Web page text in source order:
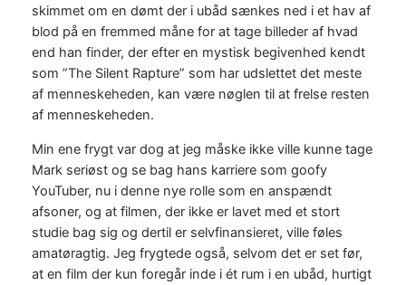
skimmet om en dømt der i ubåd sænkes ned i et hav af
blod på en fremmed måne for at tage billeder af hvad
end han finder, der efter en mystisk begivenhed kendt
som ”The Silent Rapture” som har udslettet det meste
af menneskeheden, kan være nøglen til at frelse resten
af menneskeheden.
Min ene frygt var dog at jeg måske ikke ville kunne tage
Mark seriøst og se bag hans karriere som goofy
YouTuber, nu i denne nye rolle som en anspændt
afsoner, og at filmen, der ikke er lavet med et stort
studie bag sig og dertil er selvfinansieret, ville føles
amatøragtig. Jeg frygtede også, selvom det er set før,
at en film der kun foregår inde i ét rum i en ubåd, hurtigt